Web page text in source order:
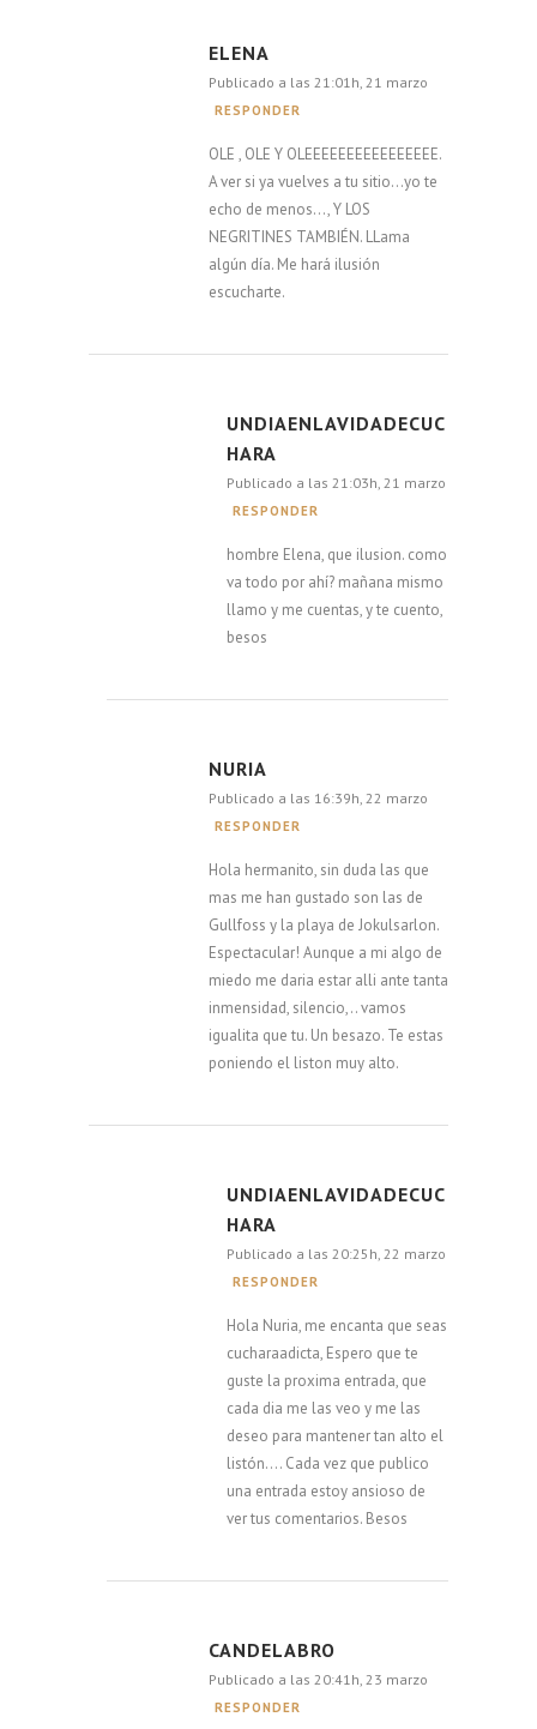
ELENA
Publicado a las 21:01h, 21 marzo
RESPONDER
OLE , OLE Y OLEEEEEEEEEEEEEEEE.
A ver si ya vuelves a tu sitio…yo te
echo de menos…, Y LOS
NEGRITINES TAMBIÉN. LLama
algún día. Me hará ilusión
escucharte.
UNDIAENLAVIDADECUC
HARA
Publicado a las 21:03h, 21 marzo
RESPONDER
hombre Elena, que ilusion. como
va todo por ahí? mañana mismo
llamo y me cuentas, y te cuento,
besos
NURIA
Publicado a las 16:39h, 22 marzo
RESPONDER
Hola hermanito, sin duda las que
mas me han gustado son las de
Gullfoss y la playa de Jokulsarlon.
Espectacular! Aunque a mi algo de
miedo me daria estar alli ante tanta
inmensidad, silencio,.. vamos
igualita que tu. Un besazo. Te estas
poniendo el liston muy alto.
UNDIAENLAVIDADECUC
HARA
Publicado a las 20:25h, 22 marzo
RESPONDER
Hola Nuria, me encanta que seas
cucharaadicta, Espero que te
guste la proxima entrada, que
cada dia me las veo y me las
deseo para mantener tan alto el
listón…. Cada vez que publico
una entrada estoy ansioso de
ver tus comentarios. Besos
CANDELABRO
Publicado a las 20:41h, 23 marzo
RESPONDER